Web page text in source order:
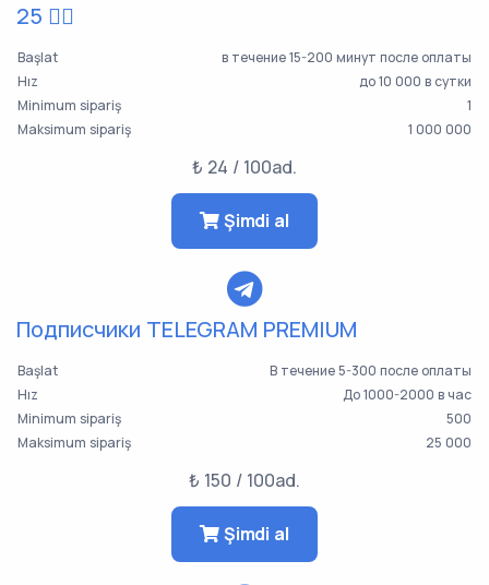
25 👯‍♀️
Başlat
в течение 15-200 минут после оплаты
Hız
до 10 000 в сутки
Minimum sipariş
1
Maksimum sipariş
1 000 000
₺ 24 / 100ad.
Şimdi al
Подписчики TELEGRAM PREMIUM
Başlat
В течение 5-300 после оплаты
Hız
До 1000-2000 в час
Minimum sipariş
500
Maksimum sipariş
25 000
₺ 150 / 100ad.
Şimdi al